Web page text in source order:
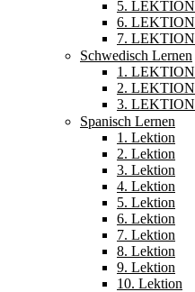
5. LEKTION
6. LEKTION
7. LEKTION
Schwedisch Lernen
1. LEKTION
2. LEKTION
3. LEKTION
Spanisch Lernen
1. Lektion
2. Lektion
3. Lektion
4. Lektion
5. Lektion
6. Lektion
7. Lektion
8. Lektion
9. Lektion
10. Lektion